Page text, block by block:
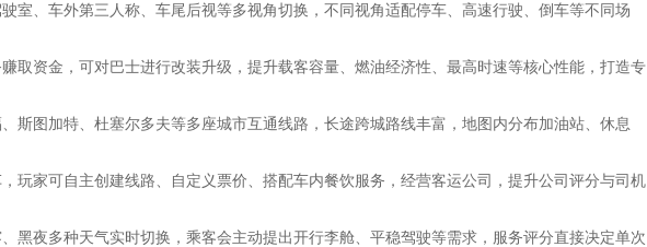
、车外第三人称、车尾后视等多视角切换，不同视角适配停车、高速行驶、倒车等不同场
资金，可对巴士进行改装升级，提升载客容量、燃油经济性、最高时速等核心性能，打造专
图加特、杜塞尔多夫等多座城市互通线路，长途跨城路线丰富，地图内分布加油站、休息
家可自主创建线路、自定义票价、搭配车内餐饮服务，经营客运公司，提升公司评分与司机
夜多种天气实时切换，乘客会主动提出开行李舱、平稳驾驶等需求，服务评分直接决定单次